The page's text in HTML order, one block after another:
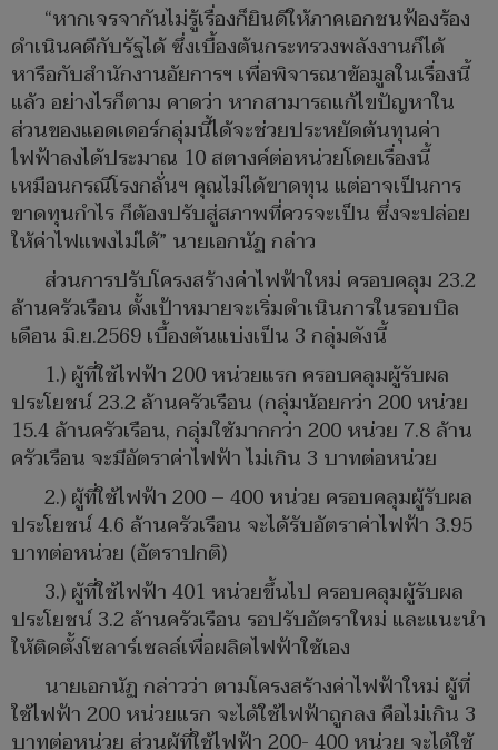
“หากเจรจากันไม่รู้เรื่องก็ยินดีให้ภาคเอกชนฟ้องร้อง
ดำเนินคดีกับรัฐได้ ซึ่งเบื้องต้นกระทรวงพลังงานก็ได้
หารือกับสำนักงานอัยการฯ เพื่อพิจารณาข้อมูลในเรื่องนี้
แล้ว อย่างไรก็ตาม คาดว่า หากสามารถแก้ไขปัญหาใน
ส่วนของแอดเดอร์กลุ่มนี้ได้จะช่วยประหยัดต้นทุนค่า
ไฟฟ้าลงได้ประมาณ 10 สตางค์ต่อหน่วยโดยเรื่องนี้
เหมือนกรณีโรงกลั่นฯ คุณไม่ได้ขาดทุน แต่อาจเป็นการ
ขาดทุนกำไร ก็ต้องปรับสู่สภาพที่ควรจะเป็น ซึ่งจะปล่อย
ให้ค่าไฟแพงไม่ได้” นายเอกนัฏ กล่าว
ส่วนการปรับโครงสร้างค่าไฟฟ้าใหม่ ครอบคลุม 23.2
ล้านครัวเรือน ตั้งเป้าหมายจะเริ่มดำเนินการในรอบบิล
เดือน มิ.ย.2569 เบื้องต้นแบ่งเป็น 3 กลุ่มดังนี้
1.) ผู้ที่ใช้ไฟฟ้า 200 หน่วยแรก ครอบคลุมผู้รับผล
ประโยชน์ 23.2 ล้านครัวเรือน (กลุ่มน้อยกว่า 200 หน่วย
15.4 ล้านครัวเรือน, กลุ่มใช้มากกว่า 200 หน่วย 7.8 ล้าน
ครัวเรือน จะมีอัตราค่าไฟฟ้า ไม่เกิน 3 บาทต่อหน่วย
2.) ผู้ที่ใช้ไฟฟ้า 200 – 400 หน่วย ครอบคลุมผู้รับผล
ประโยชน์ 4.6 ล้านครัวเรือน จะได้รับอัตราค่าไฟฟ้า 3.95
บาทต่อหน่วย (อัตราปกติ)
3.) ผู้ที่ใช้ไฟฟ้า 401 หน่วยขึ้นไป ครอบคลุมผู้รับผล
ประโยชน์ 3.2 ล้านครัวเรือน รอปรับอัตราใหม่ และแนะนำ
ให้ติดตั้งโซลาร์เซลล์เพื่อผลิตไฟฟ้าใช้เอง
นายเอกนัฏ กล่าวว่า ตามโครงสร้างค่าไฟฟ้าใหม่ ผู้ที่
ใช้ไฟฟ้า 200 หน่วยแรก จะได้ใช้ไฟฟ้าถูกลง คือไม่เกิน 3
บาทต่อหน่วย ส่วนผู้ที่ใช้ไฟฟ้า 200- 400 หน่วย จะได้ใช้